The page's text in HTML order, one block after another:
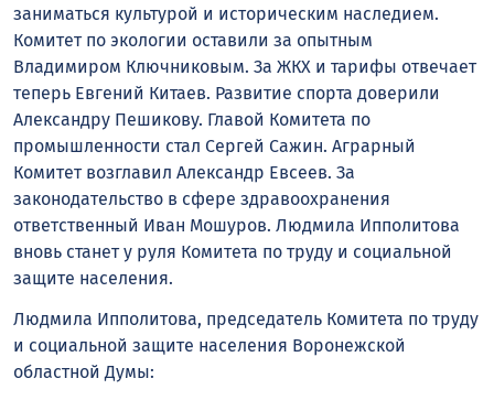
заниматься культурой и историческим наследием.
Комитет по экологии оставили за опытным
Владимиром Ключниковым. За ЖКХ и тарифы отвечает
теперь Евгений Китаев. Развитие спорта доверили
Александру Пешикову. Главой Комитета по
промышленности стал Сергей Сажин. Аграрный
Комитет возглавил Александр Евсеев. За
законодательство в сфере здравоохранения
ответственный Иван Мошуров. Людмила Ипполитова
вновь станет у руля Комитета по труду и социальной
защите населения.
Людмила Ипполитова, председатель Комитета по труду
и социальной защите населения Воронежской
областной Думы: